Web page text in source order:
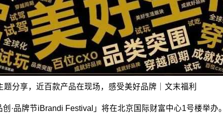
分享，近百款产品在现场，感受美好品牌｜文末福利
·品牌节iBrandi Festival」将在北京国际财富中心1号楼举办。